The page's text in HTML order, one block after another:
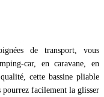
de transport, vous
car, en caravane, en
cette bassine pliable
pourrez facilement la glisser